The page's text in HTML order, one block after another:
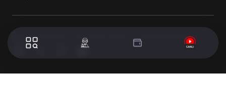
© 2024 WorldTurk. Tüm Hakları Saklıdır. - Tasarım & Geliştirme :
Volion's